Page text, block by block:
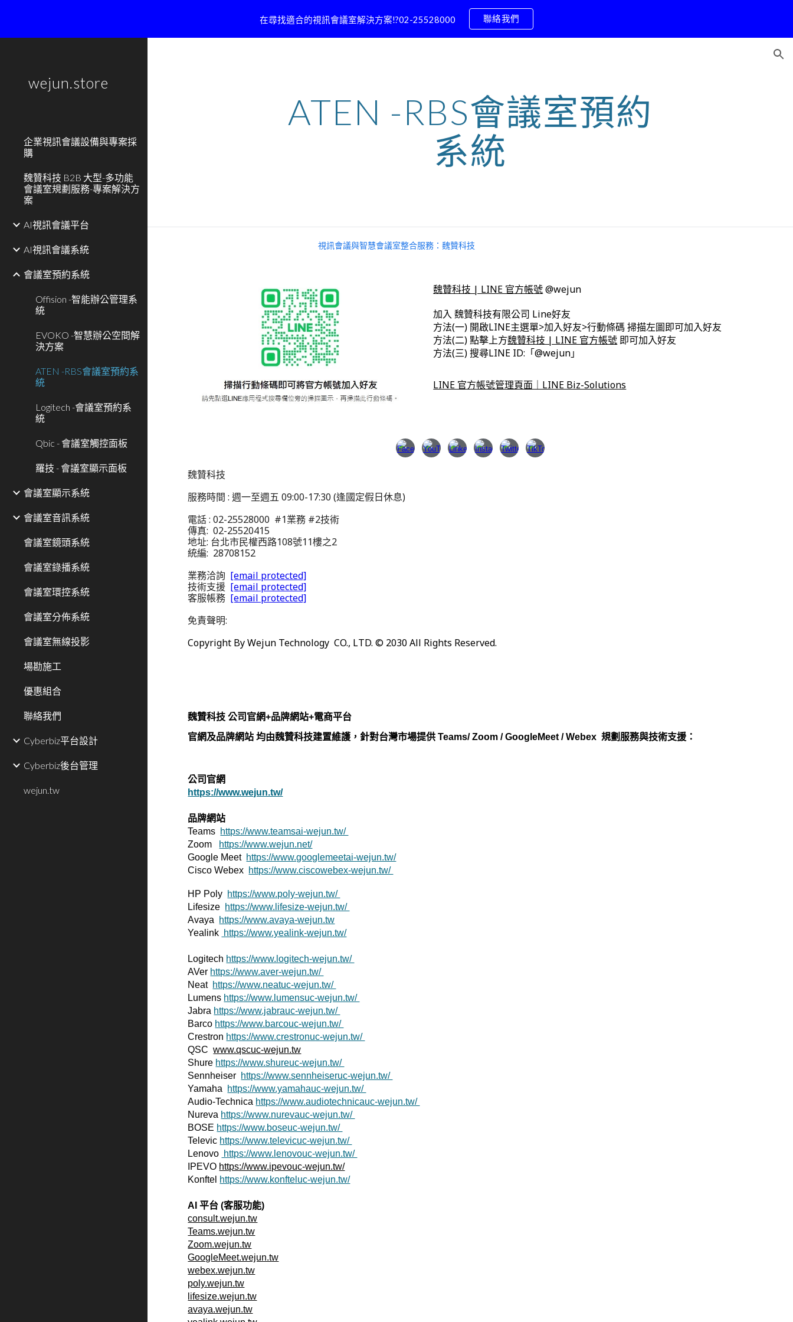
Skip to main content Skip to navigation
在尋找適合的視訊會議室解決方案!?02-25528000 聯絡我們
wejun.store
企業視訊會議設備與專案採
購
魏贊科技 B2B 大型-多功能
會議室規劃服務-專案解決方
案
AI視訊會議平台
AI視訊會議系統
會議室預約系統
Offision -智能辦公管理系
統
EVOKO -智慧辦公空間解
決方案
ATEN -RBS會議室預約系
統
Logitech -會議室預約系
統
Qbic - 會議室觸控面板
羅技 - 會議室顯示面板
會議室顯示系統
會議室音訊系統
會議室鏡頭系統
會議室錄播系統
會議室環控系統
會議室分佈系統
會議室無線投影
場勘施工
優惠組合
聯絡我們
Cyberbiz平台設計
Cyberbiz後台管理
wejun.tw
ATEN -RBS會議室預約
系統
視訊會議與智慧會議室整合服務：魏贊科技
魏贊科技 | LINE 官方帳號@wejun
加入 魏贊科技有限公司 Line好友
方法(一) 開啟LINE主選單>加入好友>行動條碼 掃描左圖即可加入好友
方法(二) 點擊上方魏贊科技 | LINE 官方帳號 即可加入好友
方法(三) 搜尋LINE ID:「@wejun」
LINE 官方帳號管理頁面｜LINE Biz-Solutions
魏贊科技
服務時間 : 週一至週五 09:00-17:30 (逢國定假日休息)
電話 : 02-25528000 #1業務 #2技術
傳真: 02-25520415
地址: 台北市民權西路108號11樓之2
統編: 28708152
業務洽詢 [email protected]
技術支援 [email protected]
客服帳務 [email protected]
免責聲明:
Copyright By Wejun Technology CO., LTD. © 2030All Rights Reserved.
魏贊科技 公司官網+品牌網站+電商平台
官網及品牌網站 均由魏贊科技建置維護，針對台灣市場提供 Teams/ Zoom / GoogleMeet / Webex 規劃服務與技術支援：
公司官網
https://www.wejun.tw/
品牌網站
Teams https://www.teamsai-wejun.tw/
Zoom https://www.wejun.net/
Google Meet https://www.googlemeetai-wejun.tw/
Cisco Webex https://www.ciscowebex-wejun.tw/
HP Poly https://www.poly-wejun.tw/
Lifesize https://www.lifesize-wejun.tw/
Avaya https://www.avaya-wejun.tw
Yealink https://www.yealink-wejun.tw/
Logitech https://www.logitech-wejun.tw/
AVer https://www.aver-wejun.tw/
Neat https://www.neatuc-wejun.tw/
Lumens https://www.lumensuc-wejun.tw/
Jabra https://www.jabrauc-wejun.tw/
Barco https://www.barcouc-wejun.tw/
Crestron https://www.crestronuc-wejun.tw/
QSCwww.qscuc-wejun.tw
Shure https://www.shureuc-wejun.tw/
Sennheiser https://www.sennheiseruc-wejun.tw/
Yamaha https://www.yamahauc-wejun.tw/
Audio-Technica https://www.audiotechnicauc-wejun.tw/
Nureva https://www.nurevauc-wejun.tw/
BOSE https://www.boseuc-wejun.tw/
Televic https://www.televicuc-wejun.tw/
Lenovo https://www.lenovouc-wejun.tw/
IPEVO https://www.ipevouc-wejun.tw/
Konftel https://www.konfteluc-wejun.tw/
AI 平台 (客服功能)
consult.wejun.tw
Teams.wejun.tw
Zoom.wejun.tw
GoogleMeet.wejun.tw
webex.wejun.tw
poly.wejun.tw
lifesize.wejun.tw
avaya.wejun.tw